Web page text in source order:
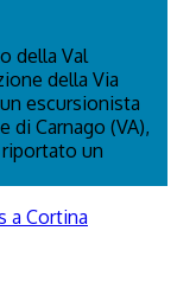
della Val
della Via
escursionista
di Carnago (VA),
un